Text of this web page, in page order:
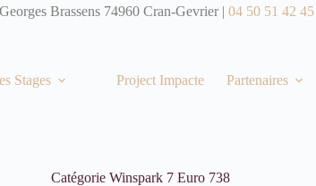
Brassens 74960 Cran-Gevrier | 04 50 51 42 45
Stages Project Impacte Partenaires
CatégorieWinspark 7 Euro 738